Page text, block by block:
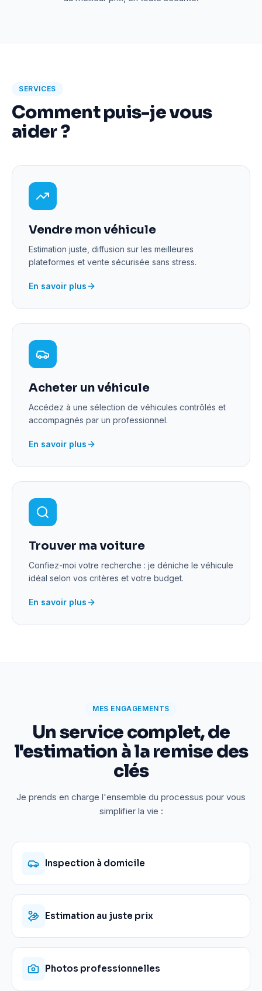
SERVICES
Comment puis-je vous
aider ?
Vendre mon véhicule
Estimation juste, diffusion sur les meilleures
plateformes et vente sécurisée sans stress.
En savoir plus
Acheter un véhicule
Accédez à une sélection de véhicules contrôlés et
accompagnés par un professionnel.
En savoir plus
Trouver ma voiture
Confiez-moi votre recherche : je déniche le véhicule
idéal selon vos critères et votre budget.
En savoir plus
MES ENGAGEMENTS
Un service complet, de
l'estimation à la remise des
clés
Je prends en charge l'ensemble du processus pour vous
simplifier la vie :
Inspection à domicile
Estimation au juste prix
Photos professionnelles